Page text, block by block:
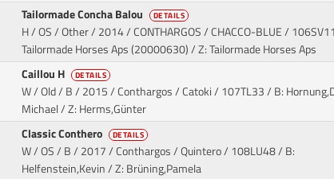
Tailormade Concha Balou DETAILS
H / OS / Other / 2014 / CONTHARGOS / CHACCO-BLUE/
Tailormade Horses Aps (20000630) / Z: Tailormade Horses Aps
Caillou H DETAILS
W / Old / B / 2015 / Conthargos / Catoki/ 107TL33 / B:
Michael / Z: Herms,Günter
Classic Conthero DETAILS
W / OS / B / 2017 / Conthargos / Quintero/ 108LU48 / B:
Helfenstein,Kevin / Z: Brüning,Pamela